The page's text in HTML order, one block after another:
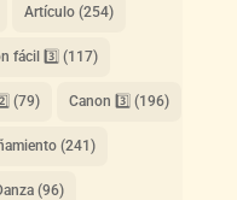
Artículo(254)
fácil 3️⃣ (117)
(79) Canon 3️⃣ (196)
(241)
(96)